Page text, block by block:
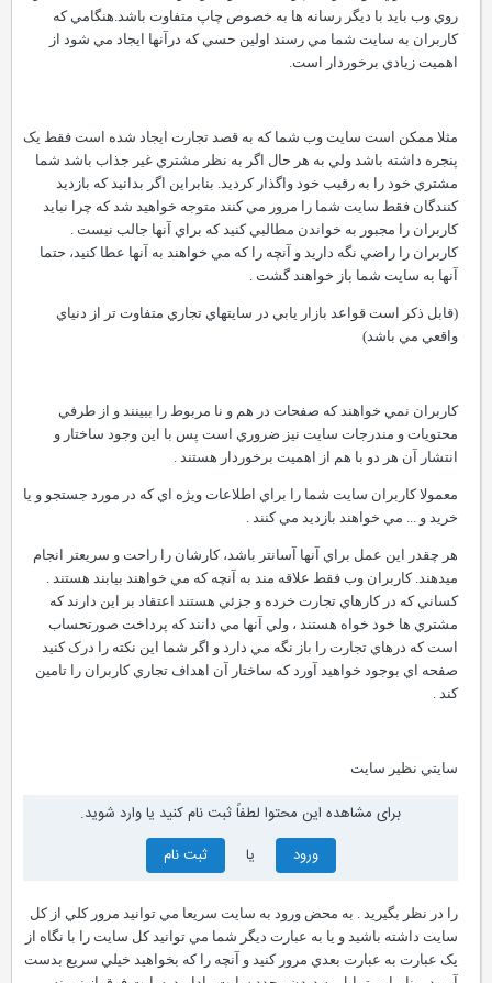
روي وب بايد با ديگر رسانه ها به خصوص چاپ متفاوت باشد.هنگامي که
کاربران به سايت شما مي رسند اولين حسي که درآنها ايجاد مي شود از
اهميت زيادي برخوردار است.
مثلا ممکن است سايت وب شما که به قصد تجارت ايجاد شده است فقط يک
پنجره داشته باشد ولي به هر حال اگر به نظر مشتري غير جذاب باشد شما
مشتري خود را به رقيب خود واگذار کرديد. بنابراين اگر بدانيد که بازديد
کنندگان فقط سايت شما را مرور مي کنند متوجه خواهيد شد که چرا نبايد
کاربران را مجبور به خواندن مطالبي کنيد که براي آنها جالب نيست .
کاربران را راضي نگه داريد و آنچه را که مي خواهند به آنها عطا کنيد، حتما
آنها به سايت شما باز خواهند گشت .
(قابل ذکر است قواعد بازار يابي در سايتهاي تجاري متفاوت تر از دنياي
واقعي مي باشد)
کاربران نمي خواهند که صفحات در هم و نا مربوط را ببينند و از طرفي
محتويات و مندرجات سايت نيز ضروري است پس با اين وجود ساختار و
انتشار آن هر دو با هم از اهميت برخوردار هستند .
معمولا کاربران سايت شما را براي اطلاعات ويژه اي که در مورد جستجو و يا
خريد و ... مي خواهند بازديد مي کنند .
هر چقدر اين عمل براي آنها آسانتر باشد، کارشان را راحت و سريعتر انجام
ميدهند. کاربران وب فقط علاقه مند به آنچه که مي خواهند بيابند هستند .
کساني که در کارهاي تجارت خرده و جزئي هستند اعتقاد بر اين دارند که
مشتري ها خود خواه هستند ، ولي آنها مي دانند که پرداخت صورتحساب
است که درهاي تجارت را باز نگه مي دارد و اگر شما اين نکته را درک کنيد
صفحه اي بوجود خواهيد آورد که ساختار آن اهداف تجاري کاربران را تامين
کند .
سايتي نظير سايت
برای مشاهده این محتوا لطفاً ثبت نام کنید یا وارد شوید.
ورود
ثبت نام
را در نظر بگيريد . به محض ورود به سايت سريعا مي توانيد مرور کلي از کل
سايت داشته باشيد و يا به عبارت ديگر شما مي توانيد کل سايت را با نگاه از
يک عبارت به عبارت بعدي مرور کنيد و آنچه را که بخواهيد خيلي سريع بدست